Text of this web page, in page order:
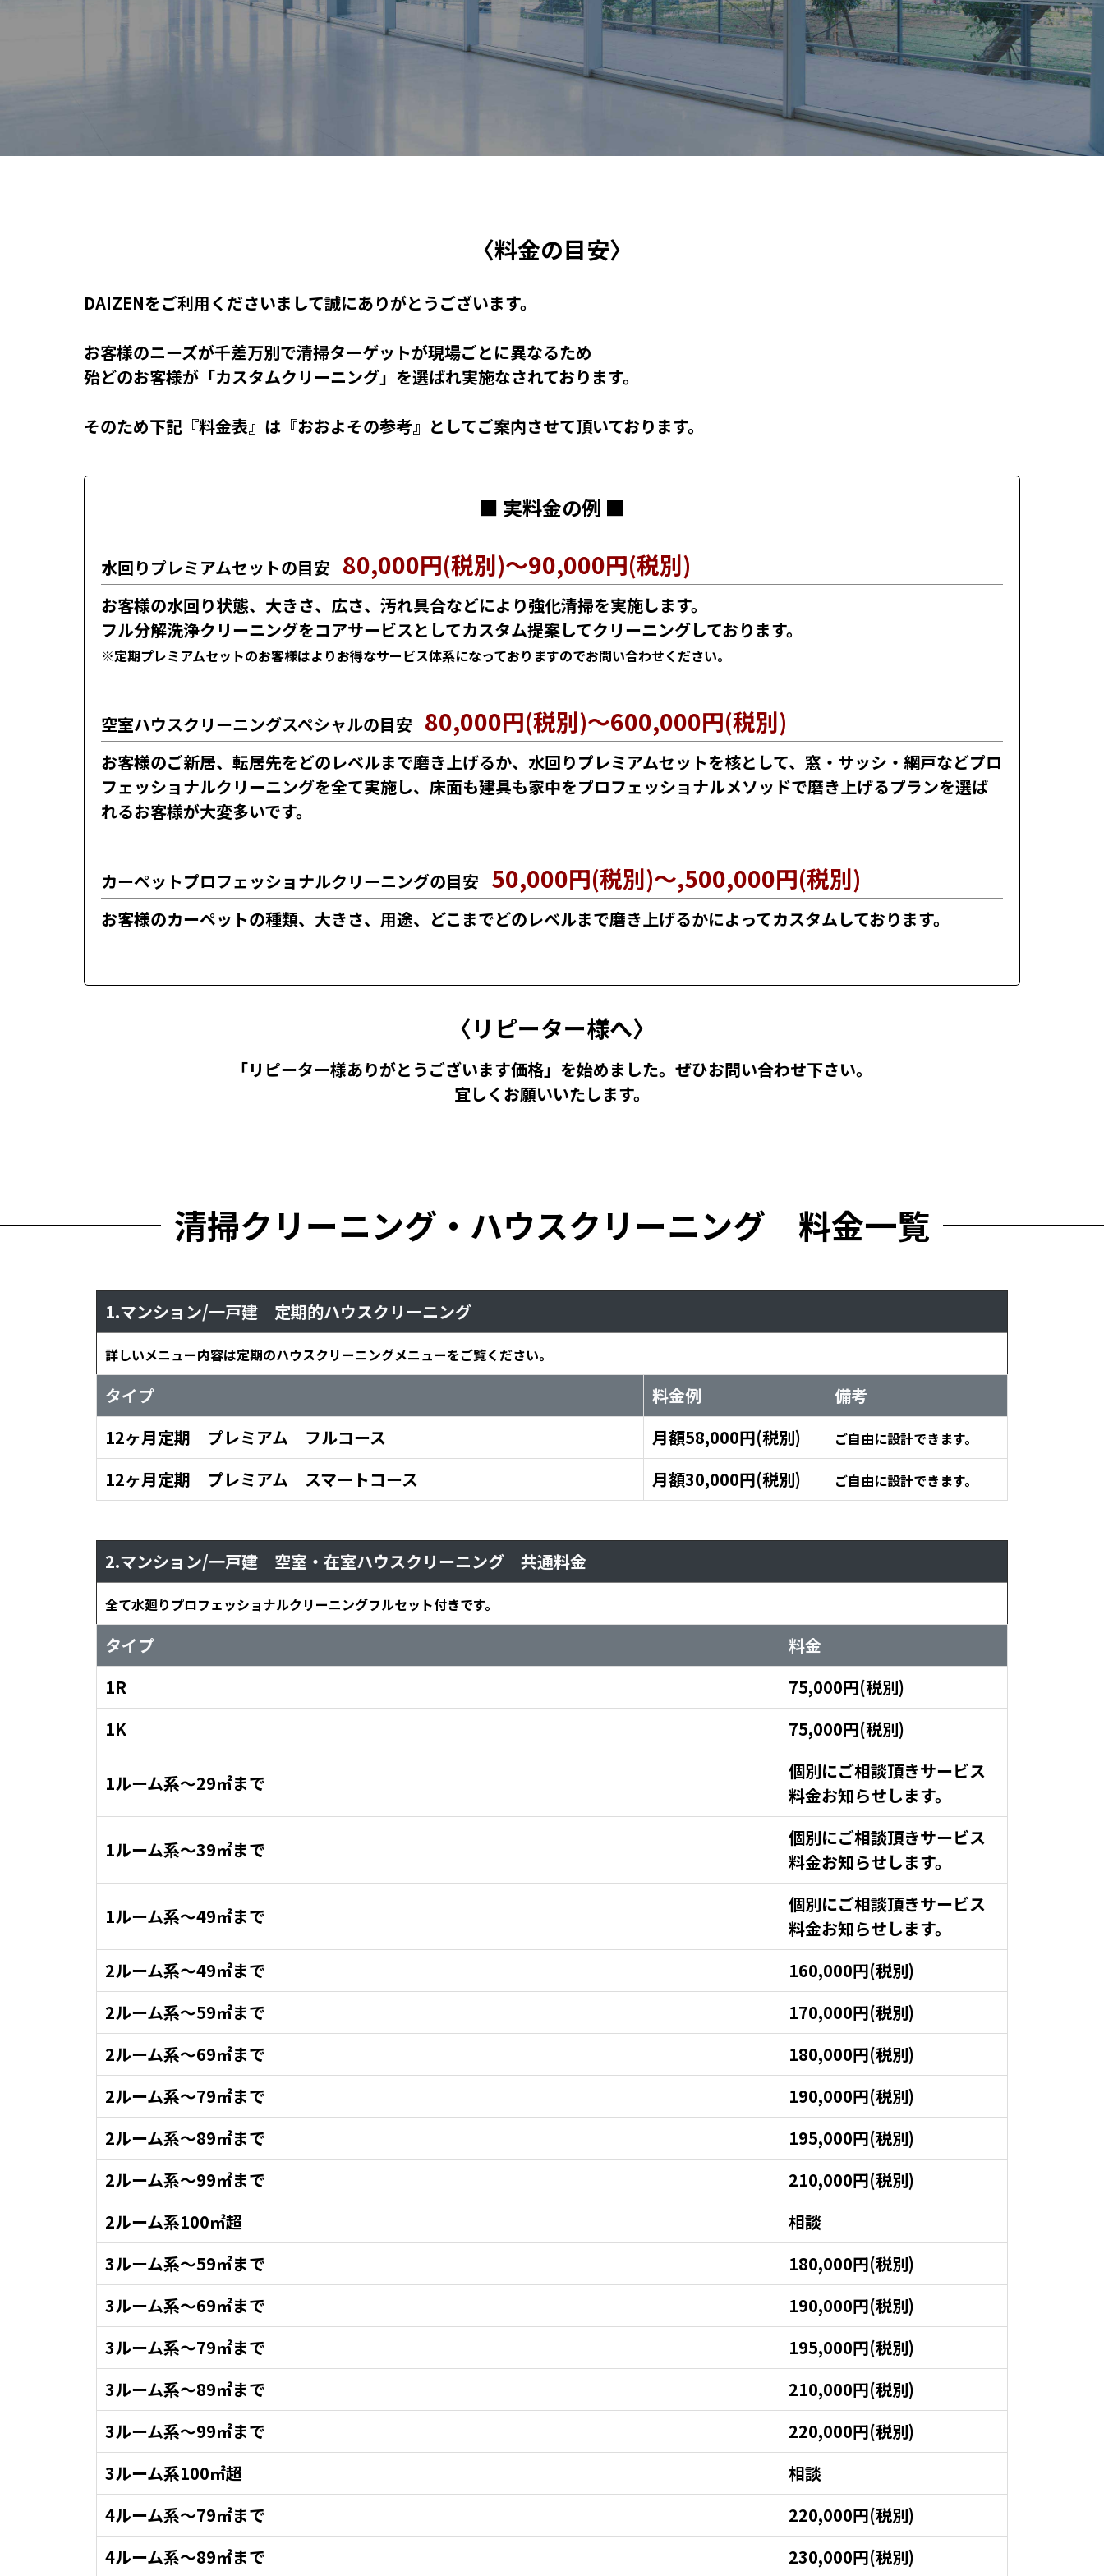
〈料金の目安〉
DAIZENをご利用くださいまして誠にありがとうございます。
お客様のニーズが千差万別で清掃ターゲットが現場ごとに異なるため
殆どのお客様が「カスタムクリーニング」を選ばれ実施なされております。
そのため下記『料金表』は『おおよその参考』としてご案内させて頂いております。
■ 実料金の例 ■
水回りプレミアムセットの目安 80,000円(税別)～90,000円(税別)
お客様の水回り状態、大きさ、広さ、汚れ具合などにより強化清掃を実施します。
フル分解洗浄クリーニングをコアサービスとしてカスタム提案してクリーニングしております。
※定期プレミアムセットのお客様はよりお得なサービス体系になっておりますのでお問い合わせください。
空室ハウスクリーニングスペシャルの目安 80,000円(税別)～600,000円(税別)
お客様のご新居、転居先をどのレベルまで磨き上げるか、水回りプレミアムセットを核として、窓・サッシ・網戸などプロ
フェッショナルクリーニングを全て実施し、床面も建具も家中をプロフェッショナルメソッドで磨き上げるプランを選ば
れるお客様が大変多いです。
カーペットプロフェッショナルクリーニングの目安 50,000円(税別)～,500,000円(税別)
お客様のカーペットの種類、大きさ、用途、どこまでどのレベルまで磨き上げるかによってカスタムしております。
〈リピーター様へ〉
「リピーター様ありがとうございます価格」を始めました。ぜひお問い合わせ下さい。
宜しくお願いいたします。
清掃クリーニング・ハウスクリーニング 料金一覧
1.マンション/一戸建 定期的ハウスクリーニング
詳しいメニュー内容は定期のハウスクリーニングメニューをご覧ください。
タイプ 料金例
備考
12ヶ月定期 プレミアム フルコース
月額58,000円(税別) ご自由に設計できます。
12ヶ月定期 プレミアム スマートコース 月額30,000円(税別) ご自由に設計できます。
2.マンション/一戸建 空室・在室ハウスクリーニング 共通料金
全て水廻りプロフェッショナルクリーニングフルセット付きです。
タイプ
料金
1R
75,000円(税別)
1K
75,000円(税別)
1ルーム系～29㎡まで
個別にご相談頂きサービス
料金お知らせします。
1ルーム系～39㎡まで
個別にご相談頂きサービス
料金お知らせします。
1ルーム系～49㎡まで
個別にご相談頂きサービス
料金お知らせします。
2ルーム系～49㎡まで
160,000円(税別)
2ルーム系～59㎡まで
170,000円(税別)
2ルーム系～69㎡まで
180,000円(税別)
2ルーム系～79㎡まで
190,000円(税別)
2ルーム系～89㎡まで
195,000円(税別)
2ルーム系～99㎡まで
210,000円(税別)
2ルーム系100㎡超
相談
3ルーム系～59㎡まで
180,000円(税別)
3ルーム系～69㎡まで
190,000円(税別)
3ルーム系～79㎡まで
195,000円(税別)
3ルーム系～89㎡まで
210,000円(税別)
3ルーム系～99㎡まで
220,000円(税別)
3ルーム系100㎡超
相談
4ルーム系～79㎡まで
220,000円(税別)
4ルーム系～89㎡まで
230,000円(税別)